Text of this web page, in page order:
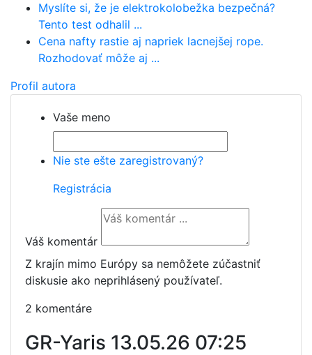
Myslíte si, že je elektrokolobežka bezpečná?
Tento test odhalil ...
Cena nafty rastie aj napriek lacnejšej rope.
Rozhodovať môže aj ...
Profil autora
Vaše meno
Nie ste ešte zaregistrovaný?
Registrácia
Váš komentár
Z krajín mimo Európy sa nemôžete zúčastniť
diskusie ako neprihlásený používateľ.
2 komentáre
GR-Yaris 13.05.26 07:25